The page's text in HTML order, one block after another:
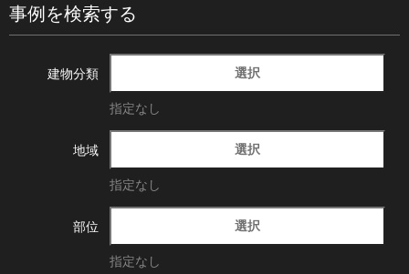
事例を検索する
建物分類 選択
指定なし
地域 選択
指定なし
部位 選択
指定なし